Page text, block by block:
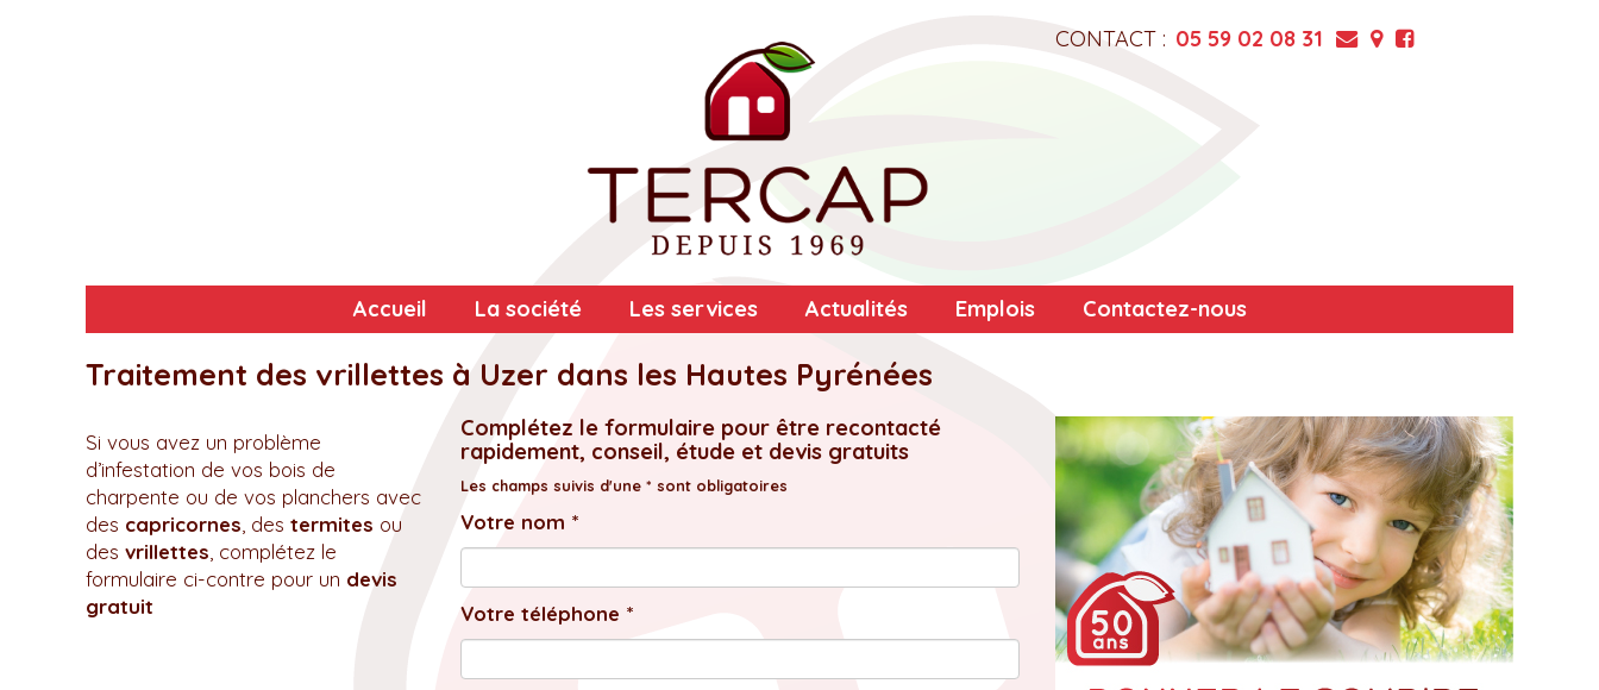
CONTACT : 05 59 02 08 31
Accueil La société Les services Actualités Emplois Contactez-nous
Traitement des vrillettes à Uzer dans les Hautes Pyrénées
Si vous avez un problème
d’infestation de vos bois de
charpente ou de vos planchers avec
des capricornes , des termites ou
des vrillettes , complétez le
formulaire ci-contre pour un devis
gratuit
Complétez le formulaire pour être recontacté
rapidement, conseil, étude et devis gratuits
Les champs suivis d'une * sont obligatoires
Votre nom *
Votre téléphone *